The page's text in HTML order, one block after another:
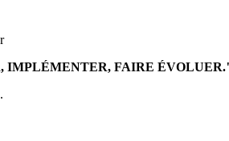
IMPLÉMENTER, FAIRE